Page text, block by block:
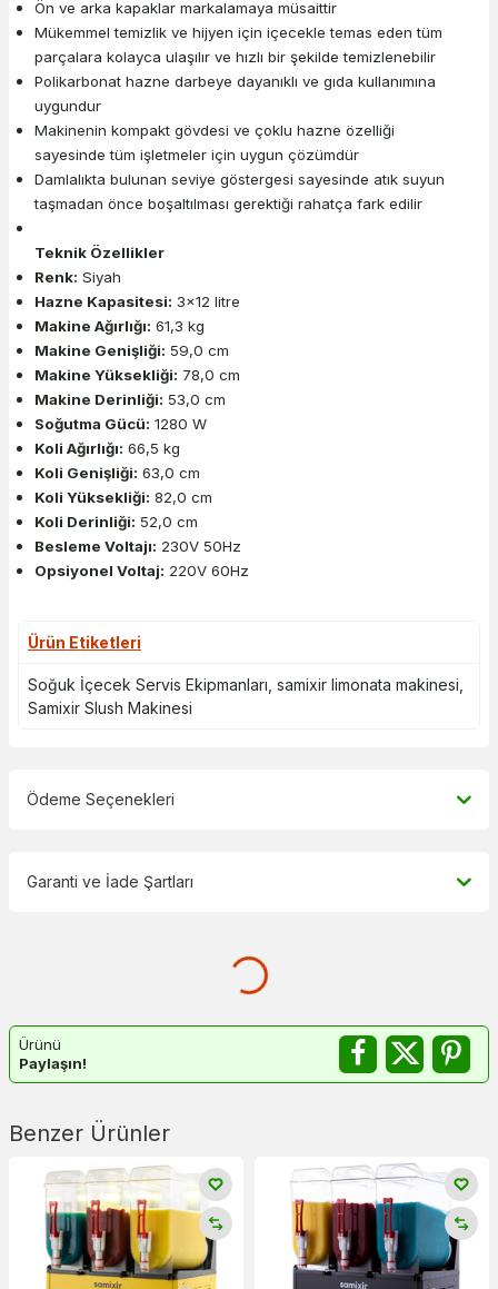
Ön ve arka kapaklar markalamaya müsaittir
Mükemmel temizlik ve hijyen için içecekle temas eden tüm
parçalara kolayca ulaşılır ve hızlı bir şekilde temizlenebilir
Polikarbonat hazne darbeye dayanıklı ve gıda kullanımına
uygundur
Makinenin kompakt gövdesi ve çoklu hazne özelliği
sayesinde tüm işletmeler için uygun çözümdür
Damlalıkta bulunan seviye göstergesi sayesinde atık suyun
taşmadan önce boşaltılması gerektiği rahatça fark edilir
Teknik Özellikler
Renk: Siyah
Hazne Kapasitesi: 3x12 litre
Makine Ağırlığı: 61,3 kg
Makine Genişliği: 59,0 cm
Makine Yüksekliği: 78,0 cm
Makine Derinliği: 53,0 cm
Soğutma Gücü: 1280 W
Koli Ağırlığı: 66,5 kg
Koli Genişliği: 63,0 cm
Koli Yüksekliği: 82,0 cm
Koli Derinliği: 52,0 cm
Besleme Voltajı: 230V 50Hz
Opsiyonel Voltaj: 220V 60Hz
Ürün Etiketleri
Soğuk İçecek Servis Ekipmanları samixir limonata makinesi
Samixir Slush Makinesi
Ödeme Seçenekleri
Garanti ve İade Şartları
Ürünü
Paylaşın!
Benzer Ürünler